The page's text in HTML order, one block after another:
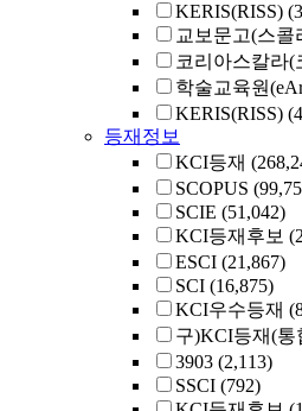
KERIS(RISS)
교보문고(스콜
코리아스칼라(
학술교육원
KERIS(RISS)
등재정보
KCI등재
SCOPUS
SCIE (51,042)
KCI등재후보
ESCI (21,867)
SCI (16,875)
KCI우수등재
구)KCI등재(통
3903 (2,113)
SSCI (792)